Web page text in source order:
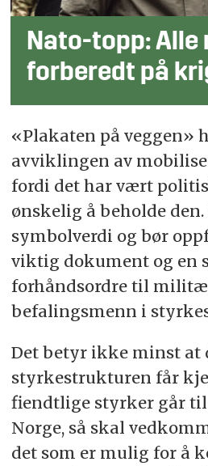
Nato-topp: Alle
forberedt på
«Plakaten på veggen»
avviklingen av
fordi det har vært
ønskelig å beholde
symbolverdi og bør
viktig dokument og en
forhåndsordre til
befalingsmenn i
Det betyr ikke minst at
styrkestrukturen får
fiendtlige styrker går
Norge, så skal
det som er mulig for å